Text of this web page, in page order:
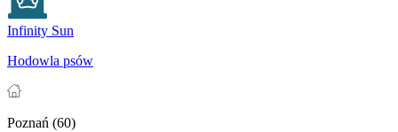
Infinity Sun
Hodowla psów
Poznań (60)